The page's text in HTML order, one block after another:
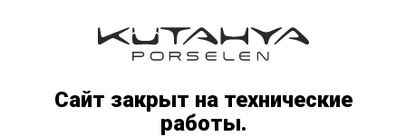
Сайт закрыт на технические
работы.